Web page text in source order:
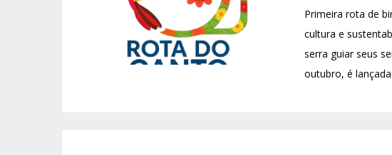
Primeira rota de
cultura e
serra guiar seus
outubro, é